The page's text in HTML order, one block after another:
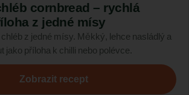
cornbread – rychlá
z jedné mísy
z jedné mísy. Měkký, lehce nasládlý a
jako příloha k chilli nebo polévce.
Zobrazit recept